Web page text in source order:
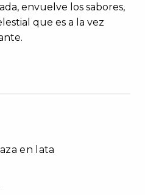
envuelve los sabores,
que es a la vez
en lata